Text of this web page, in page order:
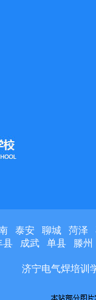
泰安 聊城 菏泽
县 成武 单县
滕州
济宁电气焊培训